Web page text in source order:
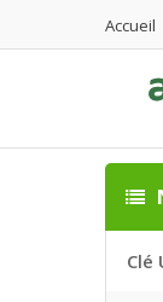
Accueil
Clé